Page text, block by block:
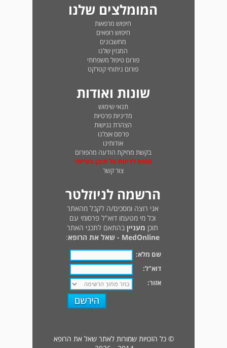
המומלצים שלנו
חיפוש מרפאות
חיפוש רופאים
מחשבונים
המגזין שלנו
פורום טיפול משפחתי
פורום ניתוחי קטרקט
שונות ואודות
תנאי שימוש
מדיניות פרטיות
הצהרת נגישות
פרסם אצלנו
אודותינו
בקשת מחיקת הודעה מהפורום
טופס לדיווח על תוכן בעייתי
צור קשר
הרשמה לניוזלטר
אני רוצה ומסכים/ה לקבל מהאתר
וכל מי מטעמו דוא"ל פרסומי עם
תוכן מעניין בהתאם לתכני האתר
MedOnline - שאל את הרופא
:
שם מלא:
דוא"ל:
אזור:
© כל הזכויות שמורות לאתר שאל את הרופא